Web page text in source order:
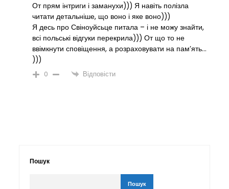
От прям інтриги і заманухи))) Я навіть полізла
читати детальніше, що воно і яке воно)))
Я десь про Свіноуйсьце питала – і не можу знайти,
всі польські відгуки перекрила))) От що то не
ввімкнути сповіщення, а розраховувати на пам’ять…
)))
0
Відповісти
Пошук
Пошук